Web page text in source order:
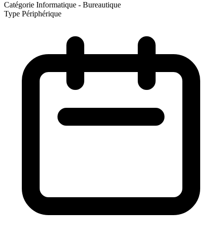
Catégorie Informatique - Bureautique
Type Périphérique